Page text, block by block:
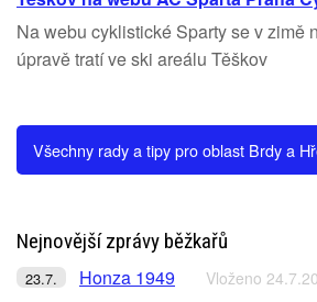
Na webu cyklistické Sparty se v zimě
úpravě tratí ve ski areálu Těškov
Všechny rady a tipy pro oblast Brdy a
Nejnovější zprávy běžkařů
23.7. Honza 1949 Vloženo